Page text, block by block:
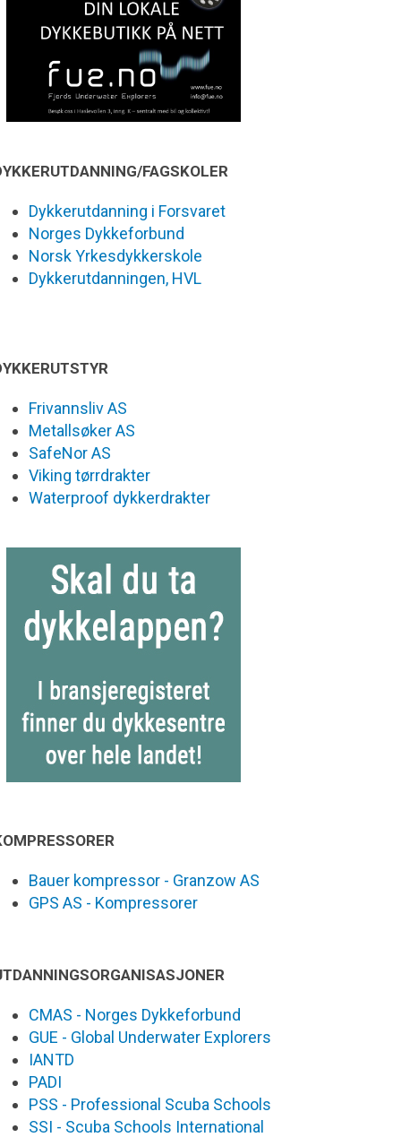
FAGSKOLER
Dykkerutdanning i Forsvaret
Norges Dykkeforbund
Norsk Yrkesdykkerskole
Dykkerutdanningen, HVL
Frivannsliv AS
Metallsøker AS
SafeNor AS
Viking tørrdrakter
Waterproof dykkerdrakter
Bauer kompressor - Granzow AS
GPS AS - Kompressorer
CMAS - Norges Dykkeforbund
GUE - Global Underwater Explorers
IANTD
PADI
PSS - Professional Scuba Schools
SSI - Scuba Schools International